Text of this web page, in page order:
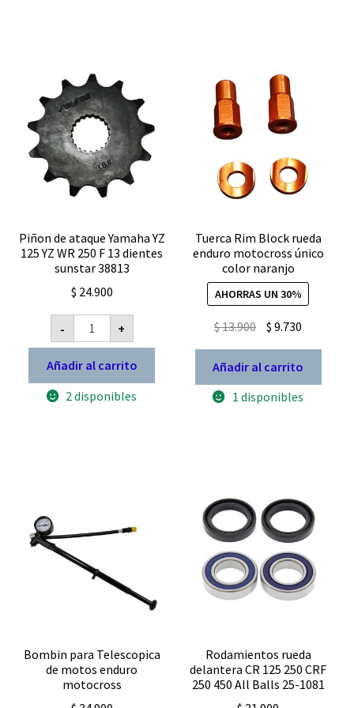
Piñon de ataque Yamaha YZ
125 YZ WR 250 F 13 dientes
sunstar 38813
$ 24.900
-
Piñon
ataque
Yamaha
YZ
125
YZ
+
Añadir al carrito
2 disponibles
Tuerca Rim Block rueda
enduro motocross único
color naranjo
AHORRAS UN 30%
$13.900 El
original
era:
$ 13.900.
$ 9.730
actual
es:
$ 9.730.
Añadir al carrito
1 disponibles
Bombin para Telescopica
de motos enduro
motocross
Rodamientos rueda
delantera CR 125 250 CRF
250 450 All Balls 25-1081